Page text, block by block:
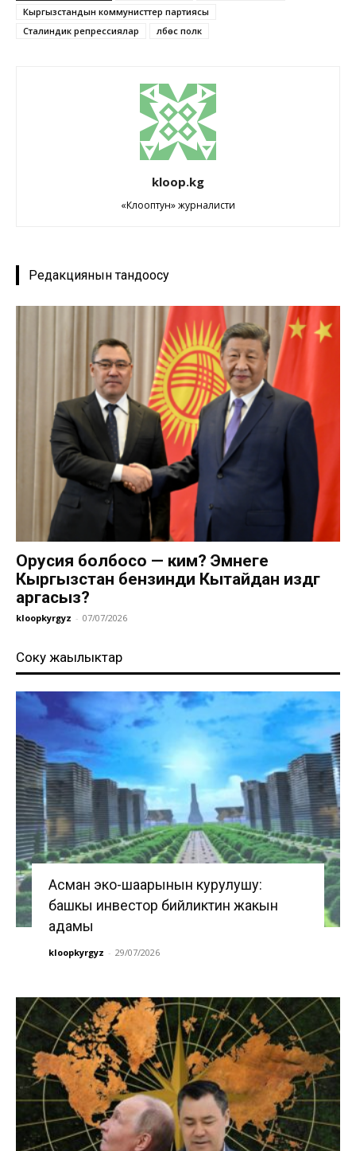
Кыргызстандын коммунисттер партиясы
Сталиндик репрессиялар
Өлбөс полк
kloop.kg
«Клооптун» журналисти
Редакциянын тандоосу
Орусия болбосо — ким? Эмнеге
Кыргызстан бензинди Кытайдан издөөгө
аргасыз?
kloopkyrgyz - 07/07/2026
Соңку жаңылыктар
Асман эко-шаарынын курулушу:
башкы инвестор бийликтин жакын
адамы
kloopkyrgyz - 29/07/2026